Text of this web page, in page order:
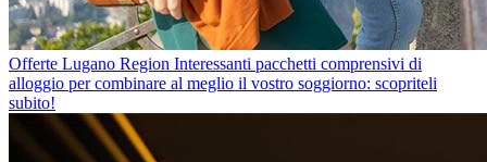
Offerte Lugano Region Interessanti pacchetti comprensivi di
alloggio per combinare al meglio il vostro soggiorno: scopriteli
subito!